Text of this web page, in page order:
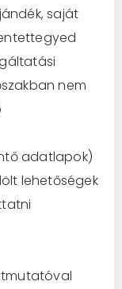
ándék, saját
egyed
tási
nem
adatlapok)
lehetőségek